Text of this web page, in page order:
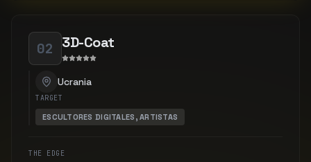
02 3D-Coat
Ucrania
TARGET
ESCULTORES DIGITALES, ARTISTAS
THE EDGE